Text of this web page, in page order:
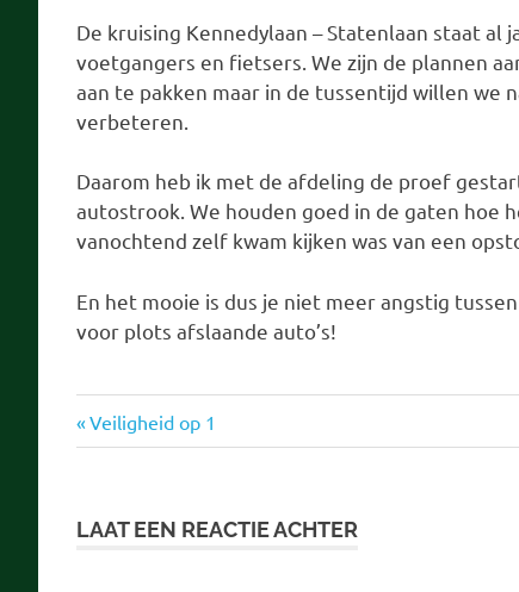
De kruising Kennedylaan – Statenlaan staat
voetgangers en fietsers. We zijn de plannen
aan te pakken maar in de tussentijd willen
verbeteren.
Daarom heb ik met de afdeling de proef
autostrook. We houden goed in de gaten hoe
vanochtend zelf kwam kijken was van een
En het mooie is dus je niet meer angstig
voor plots afslaande auto’s!
Bericht
Vorige
bericht:
Veiligheid op 1
LAAT EEN REACTIE ACHTER